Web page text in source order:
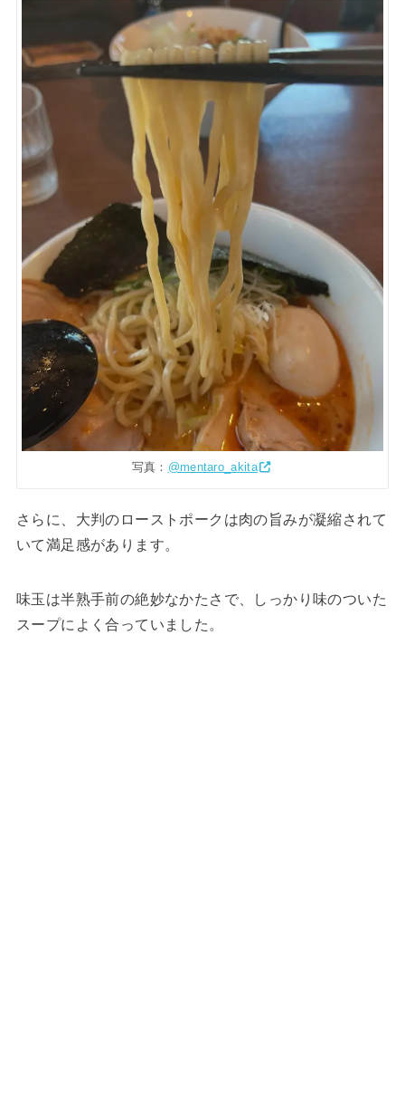
写真： @mentaro_akita
さらに、大判のローストポークは肉の旨みが凝縮されて
いて満足感があります。
味玉は半熟手前の絶妙なかたさで、しっかり味のついた
スープによく合っていました。